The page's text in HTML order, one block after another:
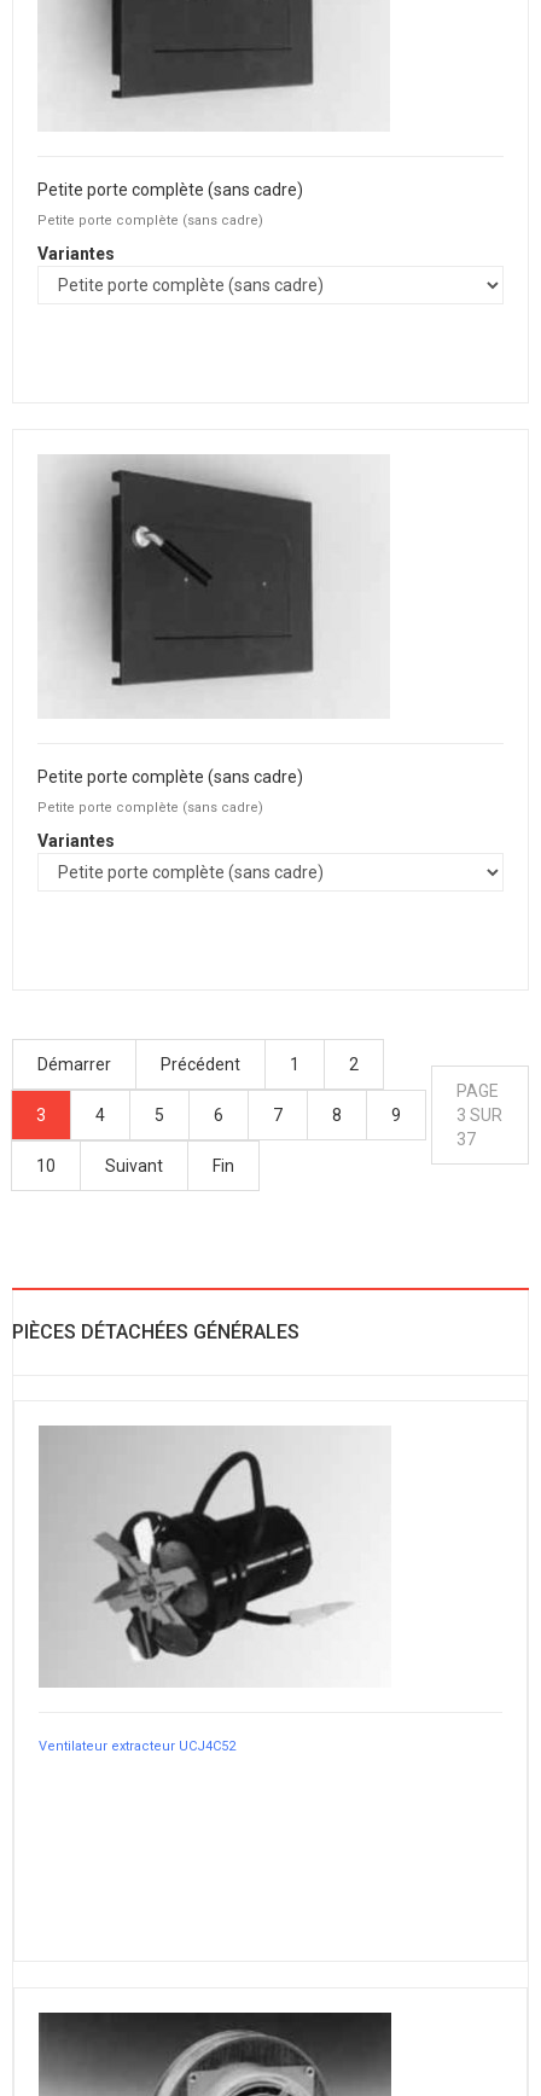
Petite porte complète (sans cadre)
Petite porte complète (sans cadre)
Variantes
Petite porte complète (sans cadre)
Petite porte complète (sans cadre)
Variantes
Démarrer Précédent 1 2
3 4 5 6 7 8 9
10 Suivant Fin
PAGE
3 SUR
37
PIÈCES DÉTACHÉES GÉNÉRALES
Ventilateur extracteur UCJ4C52